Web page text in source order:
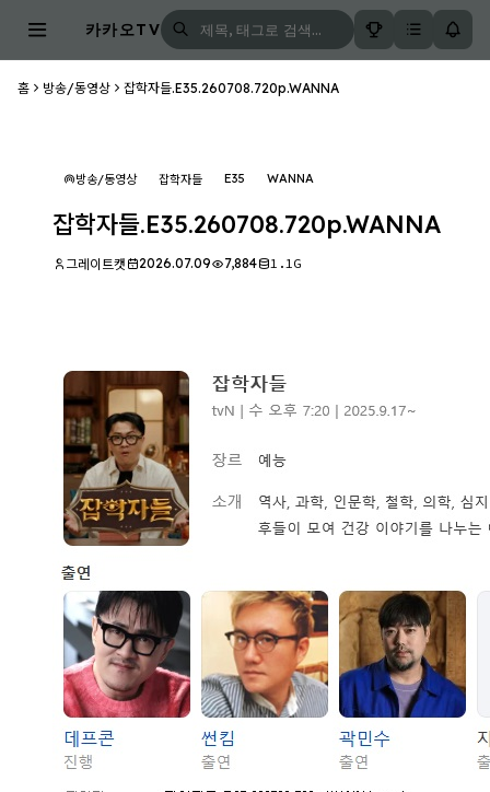
카카오TV
홈 방송/동영상 잡학자들.E35.260708.720p.WANNA
방송/동영상 잡학자들 E35 WANNA
잡학자들.E35.260708.720p.WANNA
그레이트캣 2026.07.09 7,884 1.1G